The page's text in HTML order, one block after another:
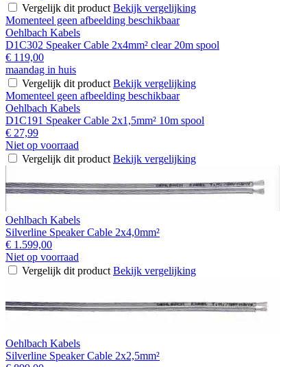
Vergelijk dit product Bekijk vergelijking
Momenteel geen afbeelding beschikbaar
Oehlbach Kabels
D1C302 Speaker Cable 2x4mm² clear 20m spool
€ 119,00
maandag in huis
Vergelijk dit product Bekijk vergelijking
Momenteel geen afbeelding beschikbaar
Oehlbach Kabels
D1C191 Speaker Cable 2x1,5mm² 10m spool
€ 27,99
Niet op voorraad
Vergelijk dit product Bekijk vergelijking
Oehlbach Kabels
Silverline Speaker Cable 2x4,0mm²
€ 1.599,00
Niet op voorraad
Vergelijk dit product Bekijk vergelijking
Oehlbach Kabels
Silverline Speaker Cable 2x2,5mm²